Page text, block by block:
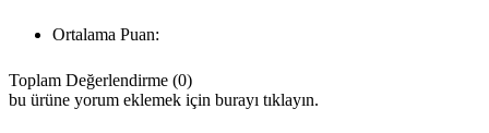
Ortalama Puan:
Toplam Değerlendirme (0)
bu ürüne yorum eklemek için burayı tıklayın.